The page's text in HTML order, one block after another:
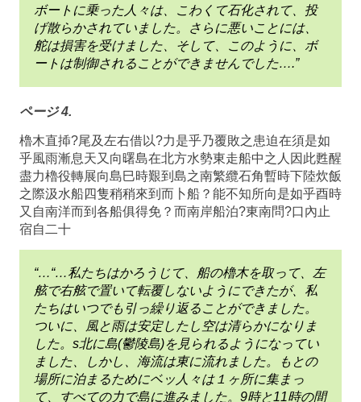
ボートに乗った人々は、こわくて石化されて、投
げ散らかされていました。さらに悪いことには、
舵は損害を受けました、そして、このように、ボ
ートは制御されることができませんでした….”
ページ 4.
櫓木直揷?尾及左右借以?力是乎乃覆敗之患迫在須是如
乎風雨漸息天又向曙島在北方水勢東走船中之人因此甦醒
盡力櫓役轉展向島巳時艱到島之南繁纜石角暫時下陸炊飯
之際汲水船四隻稍稍來到而卜船？能不知所向是如乎酉時
又自南洋而到各船俱得免？而南岸船泊?東南問?口內止
宿自二十
“…“…私たちはかろうじて、船の櫓木を取って、左
舷で右舷で置いて転覆しないようにできたが、私
たちはいつでも引っ繰り返ることができました。
ついに、風と雨は安定したし空は清らかになりま
した。s北に島(鬱陵島)を見られるようになってい
ました、しかし、海流は東に流れました。もとの
場所に泊まるためにベッ人々は１ヶ所に集まっ
て、すべての力で島に進みました。9時と11時の間